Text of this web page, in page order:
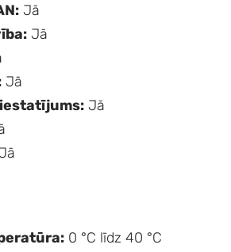
Jā
Jā
Jā
Jā
0 °C līdz 40 °C